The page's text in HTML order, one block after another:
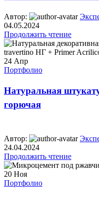
Автор:
04.05.2024
Продолжить чтение
24 Апр
Портфолио
Натуральная
горючая
Автор:
24.04.2024
Продолжить чтение
20 Ноя
Портфолио